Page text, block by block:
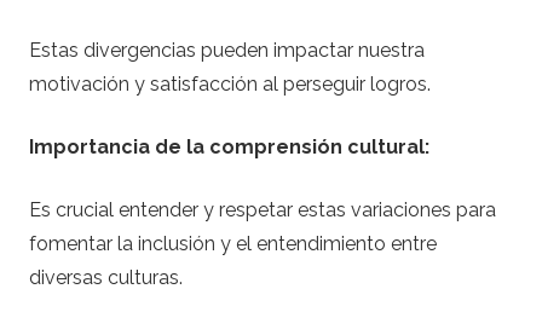
Estas divergencias pueden impactar nuestra
motivación y satisfacción al perseguir logros.
Importancia de la comprensión cultural:
Es crucial entender y respetar estas variaciones para
fomentar la inclusión y el entendimiento entre
diversas culturas.